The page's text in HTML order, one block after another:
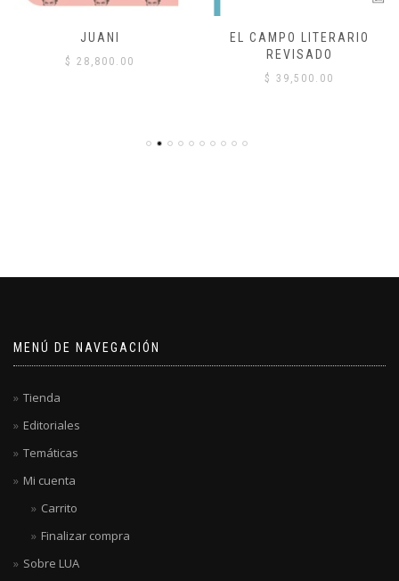
JUANI
$ 28,800.00
EL CAMPO LITERARIO
REVISADO
$ 39,500.00
MENÚ DE NAVEGACIÓN
Tienda
Editoriales
Temáticas
Mi cuenta
Carrito
Finalizar compra
Sobre LUA